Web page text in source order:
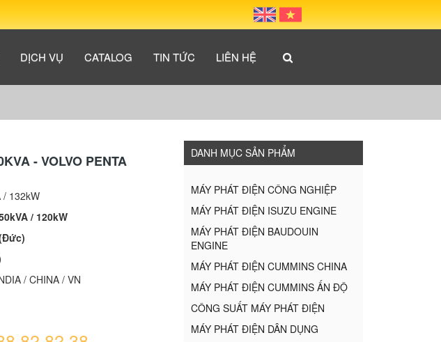
DỊCH VỤ CATALOG TIN TỨC LIÊN HỆ
- VOLVO PENTA
/ 132kW
/ 120kW
/ CHINA / VN
DANH MỤC SẢN PHẨM
MÁY PHÁT ĐIỆN CÔNG NGHIỆP
MÁY PHÁT ĐIỆN ISUZU ENGINE
MÁY PHÁT ĐIỆN BAUDOUIN
ENGINE
MÁY PHÁT ĐIỆN CUMMINS CHINA
MÁY PHÁT ĐIỆN CUMMINS ẤN ĐỘ
CÔNG SUẤT MÁY PHÁT ĐIỆN
MÁY PHÁT ĐIỆN DÂN DỤNG